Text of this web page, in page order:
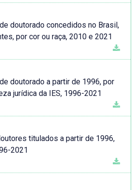
doutorado concedidos no Brasil,
por cor ou raça, 2010 e 2021
doutorado a partir de 1996, por
jurídica da IES, 1996-2021
titulados a partir de 1996,
2021